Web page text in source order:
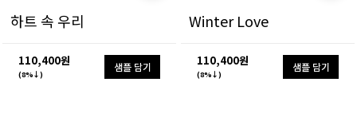
하트 속 우리
110,400원
(8%↓)
샘플 담기
Winter Love
110,400원
(8%↓)
샘플 담기